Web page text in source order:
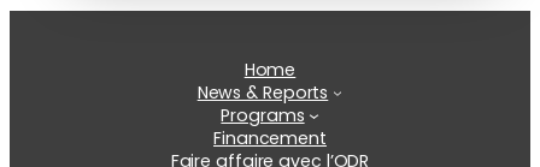
Home
News & Reports
Programs
Financement
Faire affaire avec l’ODR